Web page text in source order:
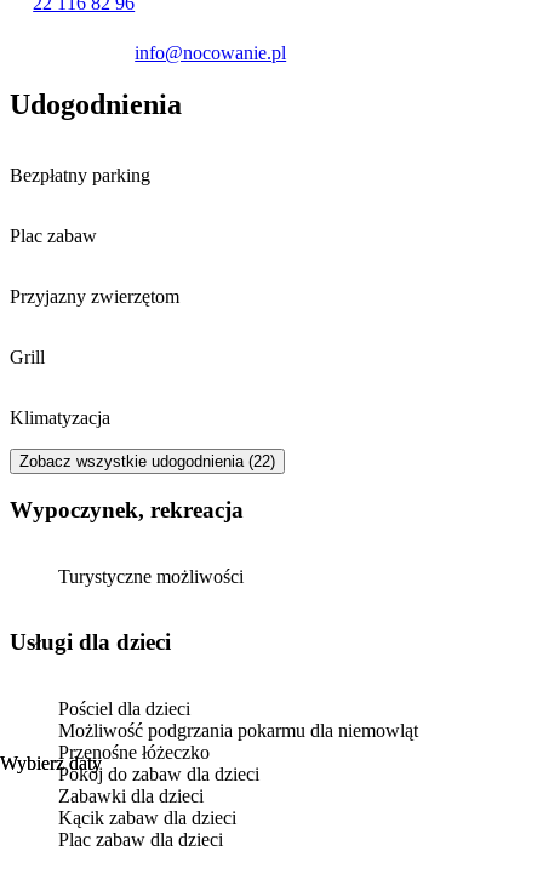
info@nocowanie.pl
Wybierz daty
Wybierz daty
Udogodnienia
Bezpłatny parking
Plac zabaw
Przyjazny zwierzętom
Grill
Klimatyzacja
Zobacz wszystkie udogodnienia (22)
Wypoczynek, rekreacja
Turystyczne możliwości
usługi dla dzieci
Pościel dla dzieci
Możliwość podgrzania pokarmu dla niemowląt
Przenośne łóżeczko
Pokój do zabaw dla dzieci
Zabawki dla dzieci
Kącik zabaw dla dzieci
Plac zabaw dla dzieci